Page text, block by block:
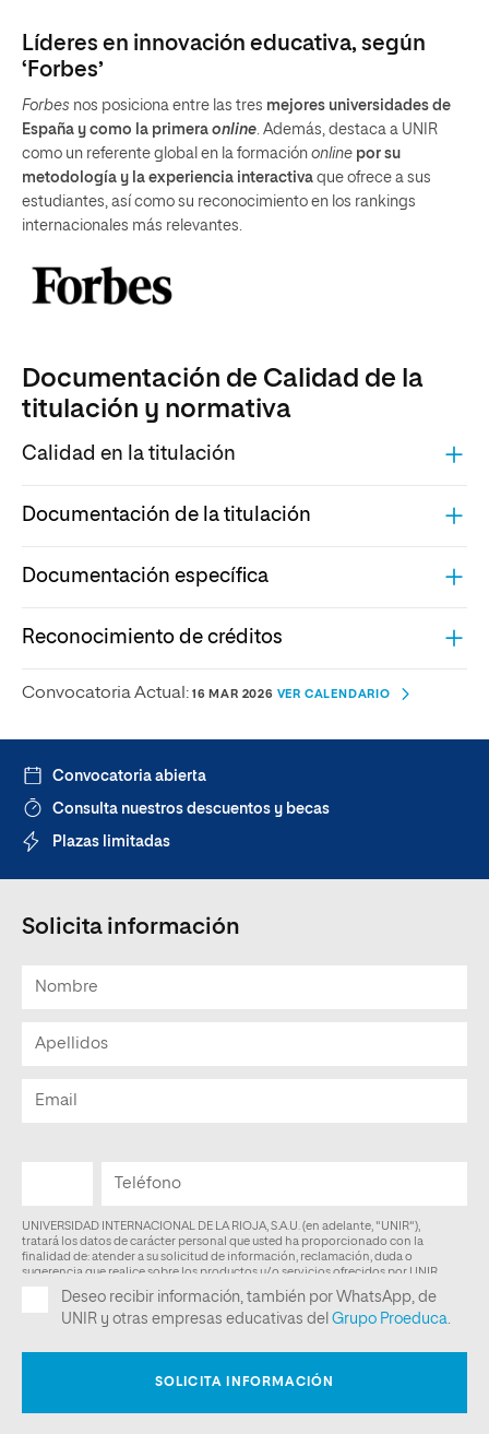
Líderes en innovación educativa, según
‘Forbes’
Forbes nos posiciona entre las tres mejores universidades de
España y como la primera online. Además, destaca a UNIR
como un referente global en la formación online por su
metodología y la experiencia interactiva que ofrece a sus
estudiantes, así como su reconocimiento en los rankings
internacionales más relevantes.
Documentación de Calidad de la
titulación y normativa
Calidad en la titulación
Documentación de la titulación
Documentación específica
Reconocimiento de créditos
Convocatoria Actual: 16 MAR 2026 VER CALENDARIO
Convocatoria abierta
Consulta nuestros descuentos y becas
Plazas limitadas
Solicita información